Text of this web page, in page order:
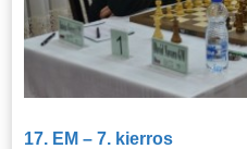
17. EM – 7. kierros